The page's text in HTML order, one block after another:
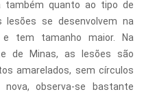
também quanto ao tipo de
lesões se desenvolvem na
tem tamanho maior. Na
de Minas, as lesões são
amarelados, sem círculos
observa-se bastante